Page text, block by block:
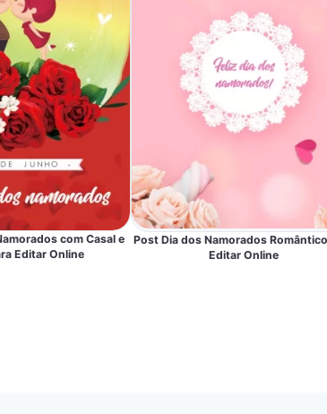
com Casal e
Editar Online
Post Dia dos Namorados
Editar Online